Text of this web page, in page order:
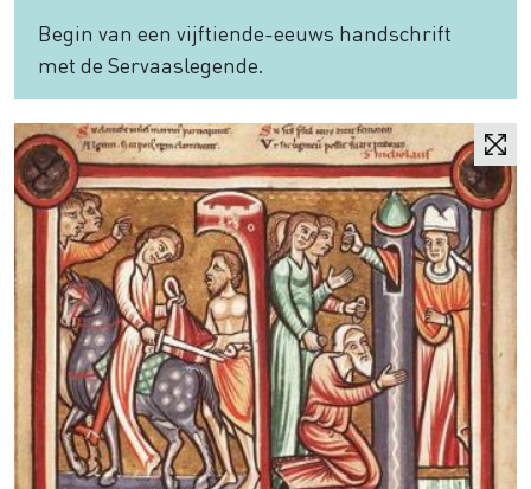
Begin van een vijftiende-eeuws handschrift
met de Servaaslegende.